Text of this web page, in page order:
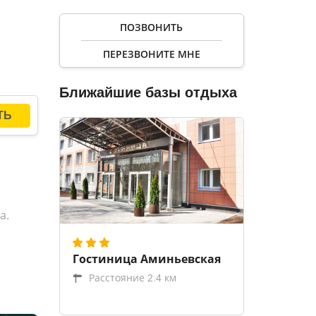
ПОЗВОНИТЬ
ПЕРЕЗВОНИТЕ МНЕ
Ближайшие базы отдыха
Гостиница Аминьевская
Расстояние 2.4 км